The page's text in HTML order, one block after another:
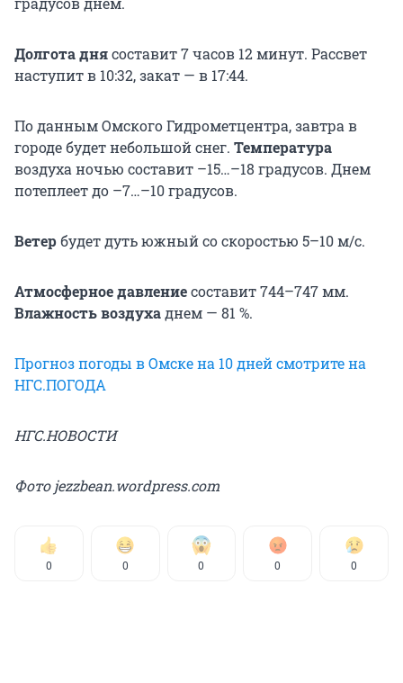
Долгота днясоставит 7 часов 12 минут. Рассвет
наступит в 10:32, закат — в 17:44.
По данным Омского Гидрометцентра, завтра в
городе будет небольшой снег. Температура
воздуха ночью составит –15…–18 градусов. Днем
потеплеет до –7…–10 градусов.
Ветербудет дуть южный со скоростью 5–10 м/с.
Атмосферное давлениесоставит 744–747 мм.
Влажность воздухаднем — 81 %.
Прогноз погоды в Омске на 10 дней смотрите на
НГС.ПОГОДА
НГС.НОВОСТИ
Фото jezzbean.wordpress.com
0 0 0 0 0